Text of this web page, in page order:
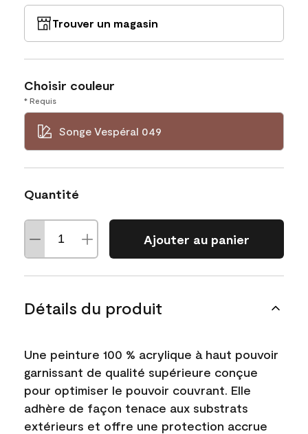
Trouver un magasin
Choisir couleur
* Requis
Songe Vespéral 049
Quantité
Ajouter au panier
Détails du produit
Une peinture 100 % acrylique à haut pouvoir
garnissant de qualité supérieure conçue
pour optimiser le pouvoir couvrant. Elle
adhère de façon tenace aux substrats
extérieurs et offre une protection accrue